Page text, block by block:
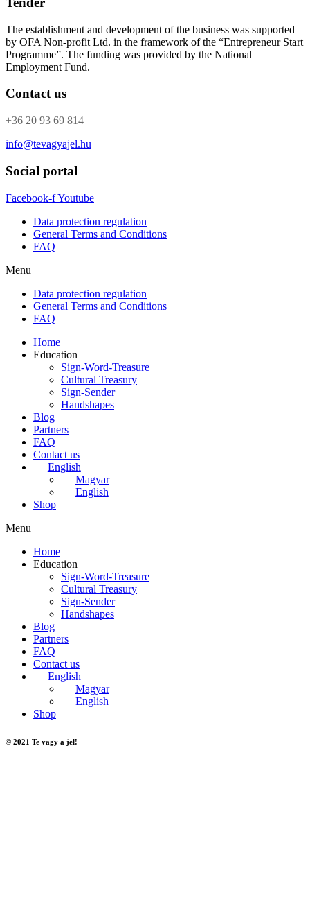
The establishment and development of the business was supported
by OFA Non-profit Ltd. in the framework of the “Entrepreneur Start
Programme”. The funding was provided by the National
Employment Fund.
Contact us
+36 20 93 69 814
info@tevagyajel.hu
Social portal
Facebook-fYoutube
Data protection regulation
General Terms and Conditions
FAQ
Menu
Data protection regulation
General Terms and Conditions
FAQ
Home
Education
Sign-Word-Treasure
Cultural Treasury
Sign-Sender
Handshapes
Blog
Partners
FAQ
Contact us
English
Magyar
English
Shop
Menu
Home
Education
Sign-Word-Treasure
Cultural Treasury
Sign-Sender
Handshapes
Blog
Partners
FAQ
Contact us
English
Magyar
English
Shop
© 2021 Te vagy a jel!